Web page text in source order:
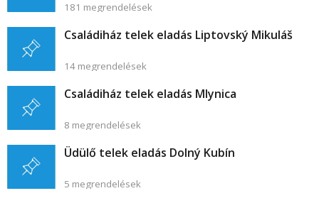
181 megrendelések
Családiház telek eladás Liptovský Mikuláš
14 megrendelések
Családiház telek eladás Mlynica
8 megrendelések
Üdülő telek eladás Dolný Kubín
5 megrendelések